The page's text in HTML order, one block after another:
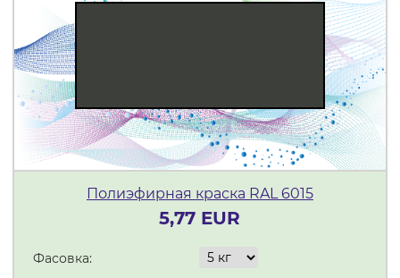
Полиэфирная краска RAL 6015
5,77 EUR
Фасовка: